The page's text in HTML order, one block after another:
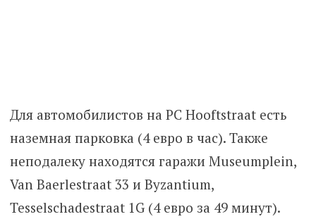
Для автомобилистов на PC Hooftstraat есть
наземная парковка (4 евро в час). Также
неподалеку находятся гаражи Museumplein,
Van Baerlestraat 33 и Byzantium,
Tesselschadestraat 1G (4 евро за 49 минут).